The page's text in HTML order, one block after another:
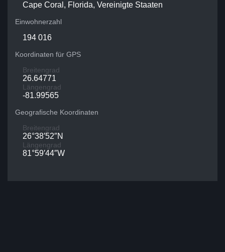
Cape Coral, Florida, Vereinigte Staaten
Einwohnerzahl
194 016
Koordinaten für GPS
Breitengrad
26.64771
Längengrad
-81.99565
Geografische Koordinaten
Breitengrad
26°38′52″N
Längengrad
81°59′44″W